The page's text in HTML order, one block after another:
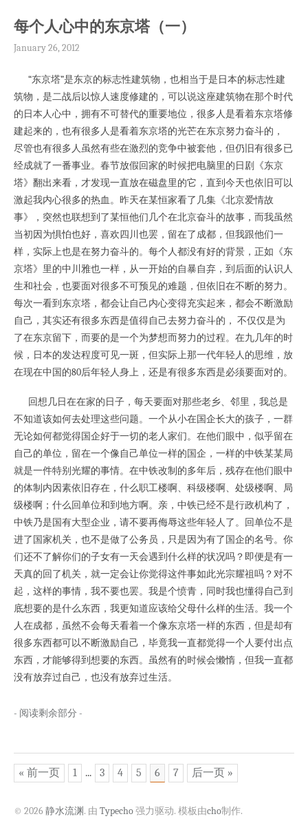
每个人心中的东京塔（一）
January 26, 2012
“东京塔”是东京的标志性建筑物，也相当于是日本的标志性建
筑物，是二战后以惊人速度修建的，可以说这座建筑物在那个时代
的日本人心中，拥有不可替代的重要地位，很多人是看着东京塔修
建起来的，也有很多人是看着东京塔的光芒在东京努力奋斗的，
尽管也有很多人虽然有些在激烈的竞争中被套他，但仍旧有很多已
经成就了一番事业。春节放假回家的时候把电脑里的日剧《东京
塔》翻出来看，才发现一直放在磁盘里的它，直到今天也依旧可以
激起我内心很多的热血。昨天在某恒家看了几集《北京爱情故
事》，突然也联想到了某恒他们几个在北京奋斗的故事，而我虽然
当初因为惧怕也好，喜欢四川也罢，留在了成都，但我跟他们一
样，实际上也是在努力奋斗的。每个人都没有好的背景，正如《东
京塔》里的中川雅也一样，从一开始的自暴自弃，到后面的认识人
生和社会，也要面对很多不可预见的难题，但依旧在不断的努力。
每次一看到东京塔，都会让自己内心变得充实起来，都会不断激励
自己，其实还有很多东西是值得自己去努力奋斗的， 不仅仅是为
了在东京留下，而要的是一个为梦想而努力的过程。在九几年的时
候，日本的发达程度可见一斑，但实际上那一代年轻人的思维，放
在现在中国的80后年轻人身上，还是有很多东西是必须要面对的。
回想几日在在家的日子，每天要面对那些老乡、邻里，我总是
不知道该如何去处理这些问题。一个从小在国企长大的孩子，一群
无论如何都觉得国企好于一切的老人家们。在他们眼中，似乎留在
自己的单位，留在一个像自己单位一样的国企，一样的中铁某某局
就是一件特别光耀的事情。在中铁改制的多年后，残存在他们眼中
的体制内因素依旧存在，什么职工楼啊、科级楼啊、处级楼啊、局
级楼啊；什么回单位和到地方啊。亲，中铁已经不是行政机构了，
中铁乃是国有大型企业，请不要再侮辱这些年轻人了。回单位不是
进了国家机关，也不是做了公务员，只是因为有了国企的名号。你
们还不了解你们的子女有一天会遇到什么样的状况吗？即便是有一
天真的回了机关，就一定会让你觉得这件事如此光宗耀祖吗？对不
起，这样的事情，我不要也罢。我是个愤青，同时我也懂得自己到
底想要的是什么东西，我更知道应该给父母什么样的生活。我一个
人在成都，虽然不会每天看着一个像东京塔一样的东西，但是却有
很多东西都可以不断激励自己，毕竟我一直都觉得一个人要付出点
东西，才能够得到想要的东西。虽然有的时候会懒惰，但我一直都
没有放弃过自己，也没有放弃过生活。
- 阅读剩余部分 -
« 前一页 1 ... 3 4 5 6 7 后一页 »
© 2026 静水流渊. 由 Typecho强力驱动. 模板由cho制作.